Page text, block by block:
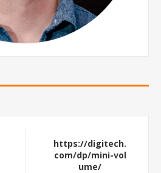
https://digitech.
com/dp/mini-vol
ume/